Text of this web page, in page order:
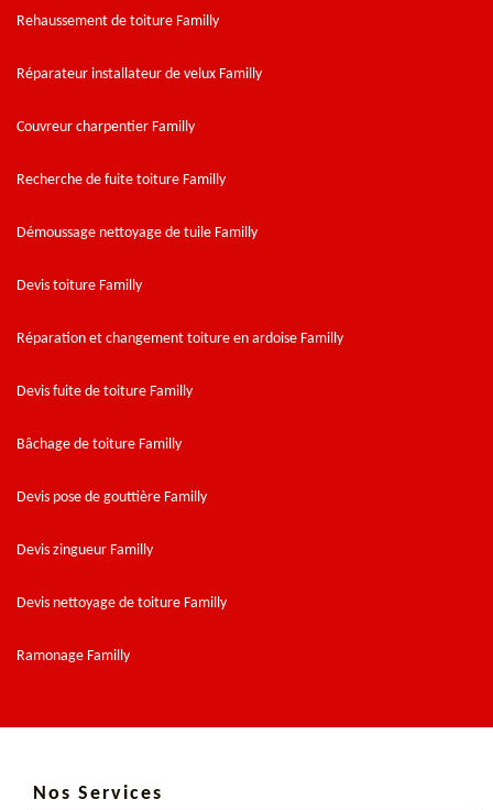
Rehaussement de toiture Familly
Réparateur installateur de velux Familly
Couvreur charpentier Familly
Recherche de fuite toiture Familly
Démoussage nettoyage de tuile Familly
Devis toiture Familly
Réparation et changement toiture en ardoise Familly
Devis fuite de toiture Familly
Bâchage de toiture Familly
Devis pose de gouttière Familly
Devis zingueur Familly
Devis nettoyage de toiture Familly
Ramonage Familly
Nos Services